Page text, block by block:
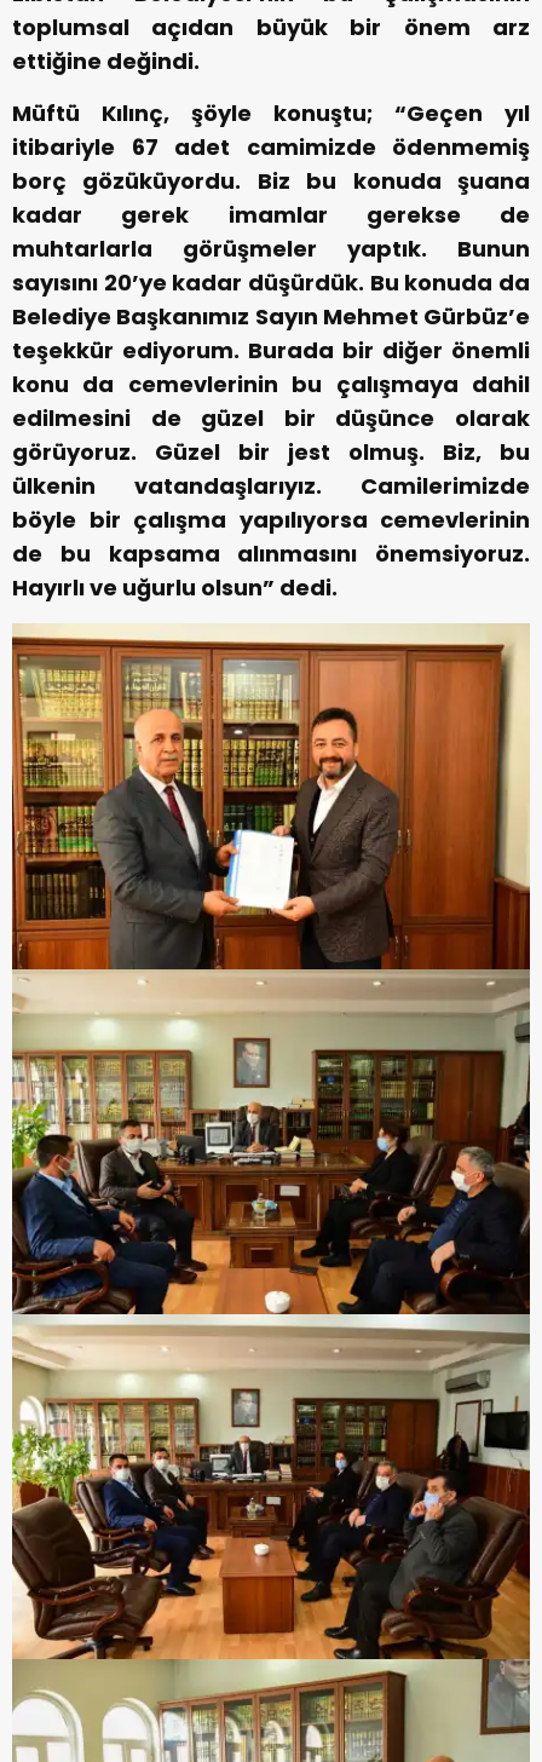
toplumsal açıdan büyük bir önem arz
ettiğine değindi.
Müftü Kılınç, şöyle konuştu; “Geçen yıl
itibariyle 67 adet camimizde ödenmemiş
borç gözüküyordu. Biz bu konuda şuana
kadar gerek imamlar gerekse de
muhtarlarla görüşmeler yaptık. Bunun
sayısını 20’ye kadar düşürdük. Bu konuda da
Belediye Başkanımız Sayın Mehmet Gürbüz’e
teşekkür ediyorum. Burada bir diğer önemli
konu da cemevlerinin bu çalışmaya dahil
edilmesini de güzel bir düşünce olarak
görüyoruz. Güzel bir jest olmuş. Biz, bu
ülkenin vatandaşlarıyız. Camilerimizde
böyle bir çalışma yapılıyorsa cemevlerinin
de bu kapsama alınmasını önemsiyoruz.
Hayırlı ve uğurlu olsun” dedi.